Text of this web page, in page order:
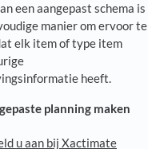
een aangepast schema is
manier om ervoor te
elk item of type item
heeft.
planning maken
u aan bij Xactimate